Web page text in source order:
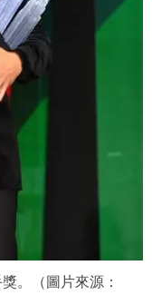
。（圖片來源：